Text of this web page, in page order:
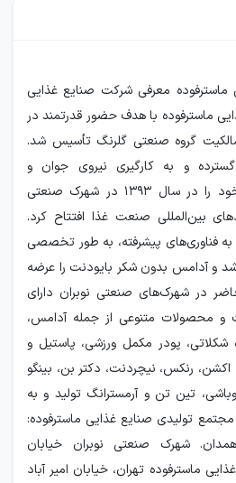
معرفی شرکت صنایع غذایی
ماسترفوده با هدف حضور قدرتمند در
گروه صنعتی گلرنگ تأسیس شد.
و به کارگیری نیروی جوان و
متخصص، اولین کارخانه خود را در سال ۱۳۹۳ در شهرک صنعتی
بین‌المللی صنعت غذا افتتاح کرد.
به فناوری‌های پیشرفته، به طور تخصصی
شد و آدامس بدون شکر بایودنت را عرضه
در شهرک‌های صنعتی نوبران دارای
محصولات متنوعی از جمله آدامس،
شکلاتی، پودر مکمل ورزشی، پاستیل و
اکشن، رنکس، نیچردنت، دکتر بن، بینگو
تین تن و آرمسترانگ تولید و به
تولیدی صنایع غذایی ماسترفوده:
ساوه همدان. شهرک صنعتی نوبران خیابان
ماسترفوده تهران، خیابان امیر آباد